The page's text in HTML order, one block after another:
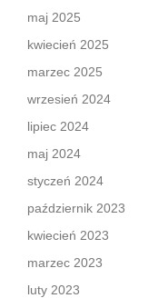
maj 2025
kwiecień 2025
marzec 2025
wrzesień 2024
lipiec 2024
maj 2024
styczeń 2024
październik 2023
kwiecień 2023
marzec 2023
luty 2023